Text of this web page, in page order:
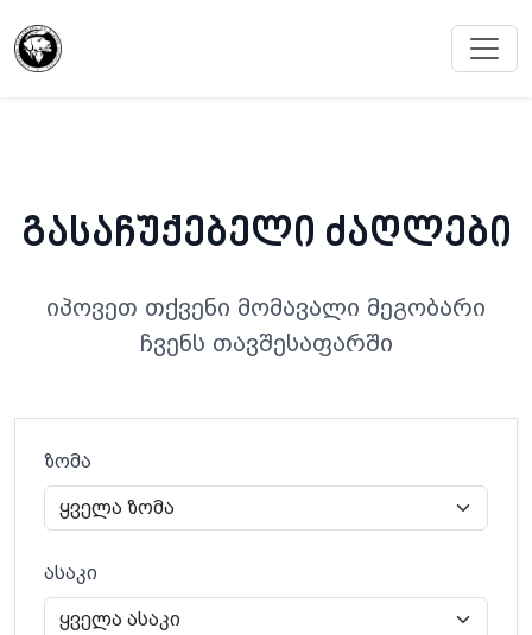
გასაჩუქებელი ძაღლები
იპოვეთ თქვენი მომავალი მეგობარი
ჩვენს თავშესაფარში
ზომა
ასაკი